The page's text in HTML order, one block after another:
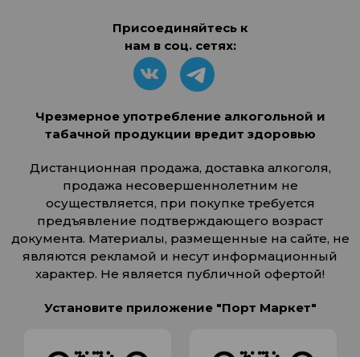
Присоединяйтесь к
нам в соц. сетях:
Чрезмерное употребление алкогольной и
табачной продукции вредит здоровью
Дистанционная продажа, доставка алкоголя,
продажа несовершеннолетним не
осуществляется, при покупке требуется
предъявление подтверждающего возраст
документа. Материалы, размещенные на сайте, не
являются рекламой и несут информационный
характер. Не является публичной офертой!
Установите приложение "Порт Маркет"